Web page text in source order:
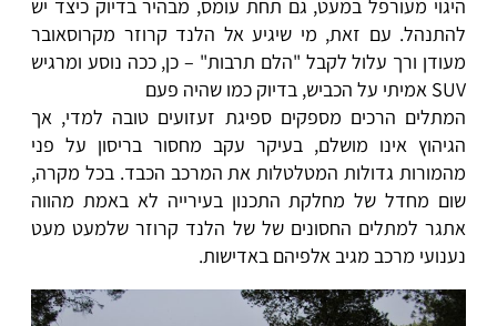
היגוי מעורפל במעט, גם תחת עומס, מבהיר בדיוק כיצד יש
להתנהל. עם זאת, מי שיגיע אל הלנד קרוזר מקרוסאובר
מעודן ורך עלול לקבל "הלם תרבות" – כן, ככה נוסע ומרגיש
SUV אמיתי על הכביש, בדיוק כמו שהיה פעם
המתלים הרכים מספקים ספיגת זעזועים טובה למדי, אך
הגיהוץ אינו מושלם, בעיקר עקב מחסור בריסון על פני
מהמורות גדולות המטלטלות את המרכב הכבד. בכל מקרה,
שום מחדל של מחלקת התכנון בעירייה לא באמת מהווה
אתגר למתלים החסונים של של הלנד קרוזר שלמעט מעט
נענועי מרכב מגיב אלפיהם באדישות.